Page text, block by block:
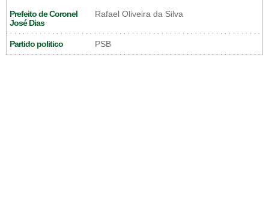
Prefeito de Coronel
José Dias
Rafael Oliveira da Silva
Partido politico PSB